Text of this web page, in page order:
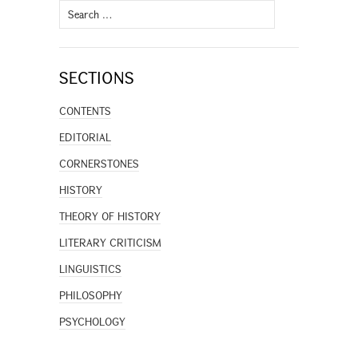
Search
for:
SECTIONS
CONTENTS
EDITORIAL
CORNERSTONES
HISTORY
THEORY OF HISTORY
LITERARY CRITICISM
LINGUISTICS
PHILOSOPHY
PSYCHOLOGY